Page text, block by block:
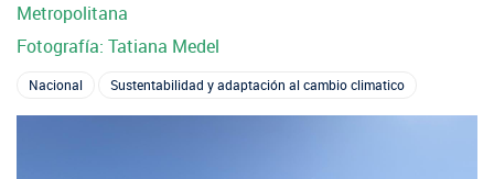
¿Qué es INDAP?
Sea usuario INDAP
Nuestros Programas
Programa Desarrollo Territorial Indígena
Acciones INDAP
Metropolitana
Fotografía: Tatiana Medel
Nacional Sustentabilidad y adaptación al cambio climatico